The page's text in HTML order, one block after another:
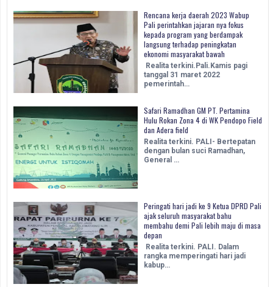
Rencana kerja daerah 2023 Wabup
Pali perintahkan jajaran nya fokus
kepada program yang berdampak
langsung terhadap peningkatan
ekonomi masyarakat bawah
Realita terkini.Pali.Kamis pagi
tanggal 31 maret 2022
pemerintah…
Safari Ramadhan GM PT. Pertamina
Hulu Rokan Zona 4 di WK Pendopo Field
dan Adera field
Realita terkini. PALI- Bertepatan
dengan bulan suci Ramadhan,
General …
Peringati hari jadi ke 9 Ketua DPRD Pali
ajak seluruh masyarakat bahu
membahu demi Pali lebih maju di masa
depan
Realita terkini. PALI. Dalam
rangka memperingati hari jadi
kabup…